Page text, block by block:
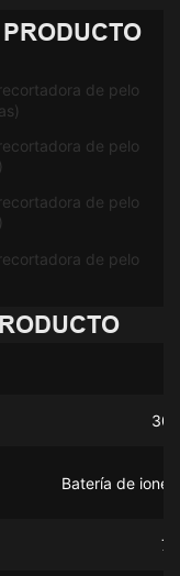
Batería de